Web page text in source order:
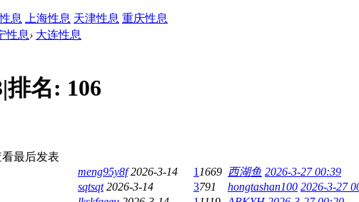
息 上海性息 天津性息 重庆性息
性息› 大连性息
|排名: 106
看最后发表
meng95y8f 2026-3-14 1 1669 西湖鱼 2026-3-27 00:39
sqtsqt 2026-3-14 3791 hongtashan100 2026-3-27